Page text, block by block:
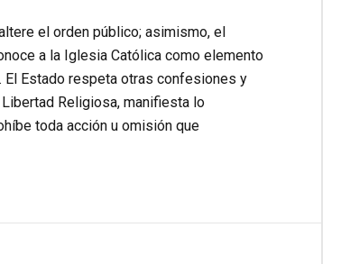
el orden público; asimismo, el
a la Iglesia Católica como elemento
El Estado respeta otras confesiones y
Religiosa, manifiesta lo
toda acción u omisión que